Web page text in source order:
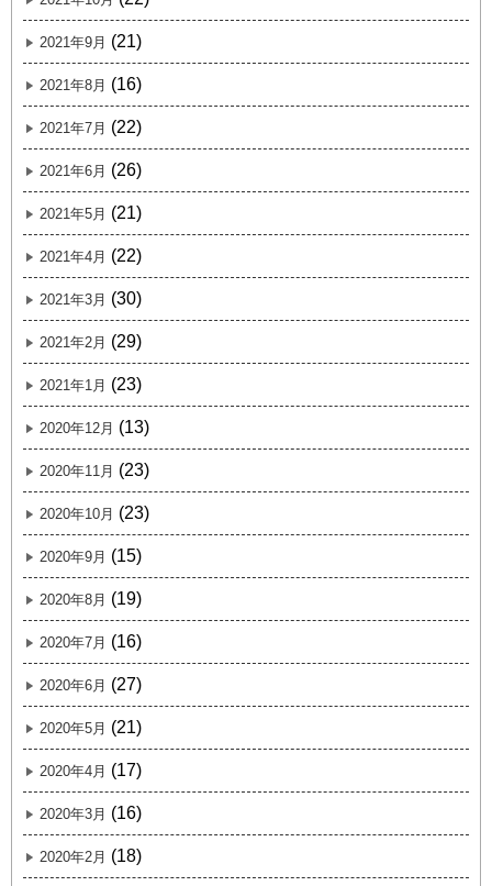
2021年9月 (21)
2021年8月 (16)
2021年7月 (22)
2021年6月 (26)
2021年5月 (21)
2021年4月 (22)
2021年3月 (30)
2021年2月 (29)
2021年1月 (23)
2020年12月 (13)
2020年11月 (23)
2020年10月 (23)
2020年9月 (15)
2020年8月 (19)
2020年7月 (16)
2020年6月 (27)
2020年5月 (21)
2020年4月 (17)
2020年3月 (16)
2020年2月 (18)